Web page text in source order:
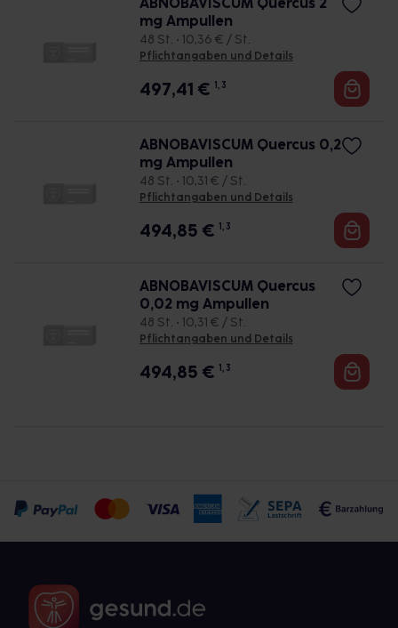
mg Ampullen
48 St. • 10,36 € / St.
Pflichtangaben und Details
497,41 € 1, 3
ABNOBAVISCUM Quercus 0,2
mg Ampullen
48 St. • 10,31 € / St.
Pflichtangaben und Details
494,85 € 1, 3
ABNOBAVISCUM Quercus
0,02 mg Ampullen
48 St. • 10,31 € / St.
Pflichtangaben und Details
494,85 € 1, 3